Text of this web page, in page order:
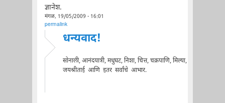
ज्ञानेश.
मंगळ, 19/05/2009 - 16:01
permalink
धन्यवाद!
सोनाली, आनंदयात्री, मधुघट, निशा, चित्त, चक्रपाणि, मिल्या,
जयश्रीताई आणि इतर सर्वांचे आभार.